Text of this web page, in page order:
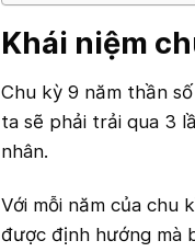
Khái niệm
Chu kỳ 9 năm thần
ta sẽ phải trải qua 3
nhân.
Với mỗi năm của chu
được định hướng mà